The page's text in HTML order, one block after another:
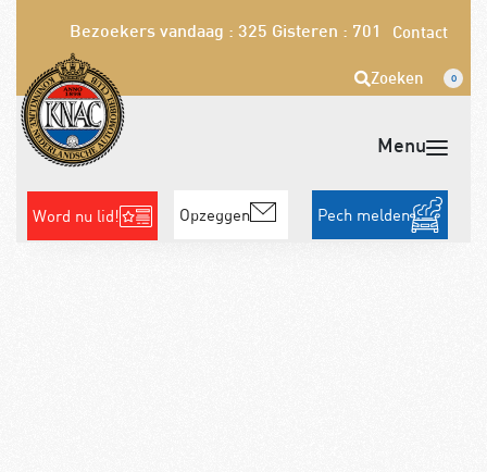
Bezoekers vandaag : 325 Gisteren : 701 Contact
Zoeken 0
Word nu lid! Opzeggen Pech melden